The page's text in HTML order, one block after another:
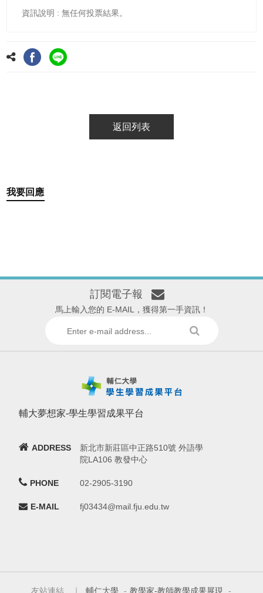
無任何投票結果。
返回列表
我要回應
訂閱電子報
馬上輸入您的 E-MAIL，獲得第一手資訊！
輔大夢想家-學生學習成果平台
ADDRESS
新北市新莊區中正路510號 外語學
院LA106 教發中心
PHONE 02-2905-3190
E-MAIL fj03434@mail.fju.edu.tw
友站連結 ｜ 輔仁大學 - 教學家-教師教學成果展現 -